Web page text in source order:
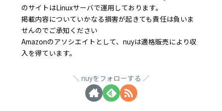
のサイトはLinuxサーバで運用しております。
掲載内容についていかなる損害が起きても責任は負いま
せんのでご承知ください
Amazonのアソシエイトとして、nuyは適格販売により収
入を得ています。
nuyをフォローする